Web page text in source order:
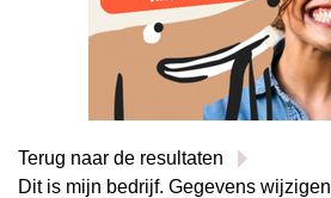
Terug naar de resultaten
Dit is mijn bedrijf. Gegevens wijzigen